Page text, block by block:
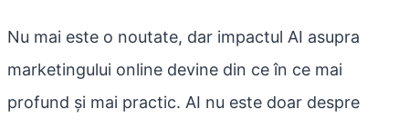
Nu mai este o noutate, dar impactul AI asupra
marketingului online devine din ce în ce mai
profund și mai practic. AI nu este doar despre